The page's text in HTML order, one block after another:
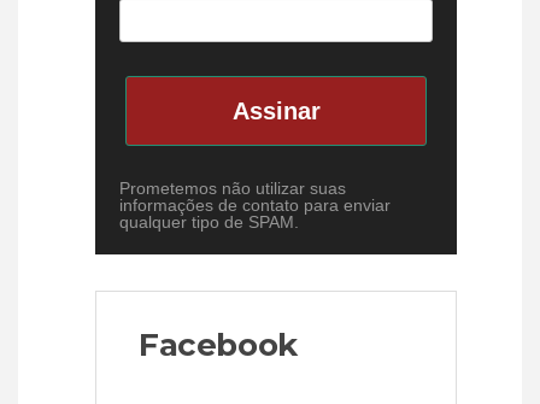
Assinar
Prometemos não utilizar suas
informações de contato para enviar
qualquer tipo de SPAM.
Facebook